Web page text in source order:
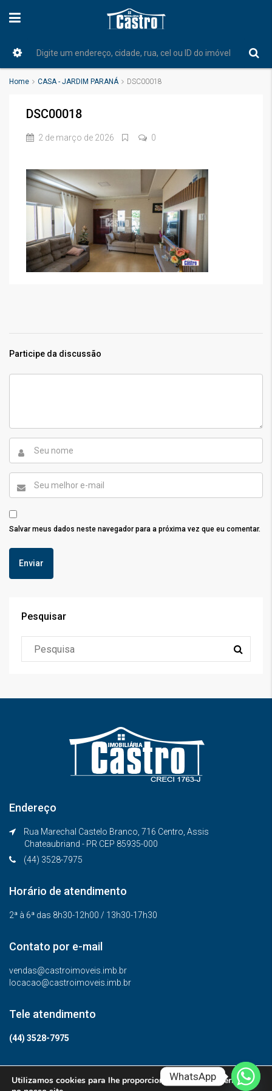
Home CASA - JARDIM PARANÁ DSC00018
DSC00018
2 de março de 2026 0
Participe da discussão
Salvar meus dados neste navegador para a próxima vez que eu comentar.
Pesquisar
Endereço
Rua Marechal Castelo Branco, 716 Centro, Assis
Chateaubriand - PR CEP 85935-000
(44) 3528-7975
Horário de atendimento
2ª à 6ª das 8h30-12h00 / 13h30-17h30
Contato por e-mail
vendas@castroimoveis.imb.br
locacao@castroimoveis.imb.br
Tele atendimento
(44) 3528-7975
© Todos os direitos reservados.
Utilizamos cookies para lhe proporcionar a melhor experiência
WhatsApp